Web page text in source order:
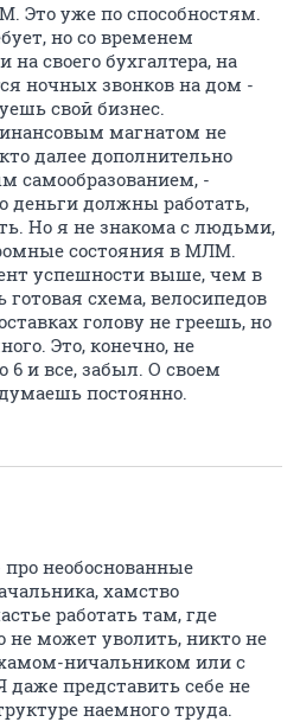
Это уже по способностям.
но со временем
на своего бухгалтера, на
ночных звонков на дом -
свой бизнес.
магнатом не
далее дополнительно
самообразованием, -
должны работать,
Но я не знакома с людьми,
состояния в МЛМ.
успешности выше, чем в
схема, велосипедов
голову не греешь, но
Это, конечно, не
6 и все, забыл. О своем
постоянно.
необоснованные
хамство
работать там, где
не может уволить, никто не
ничальником или с
представить себе не
наемного труда.